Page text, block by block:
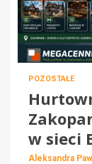
POZOSTAŁE
w sieci
Aleksandra